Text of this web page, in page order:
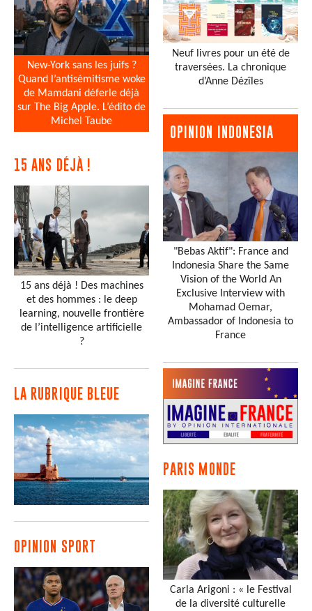
New-York sans les juifs ?
Quand l’antisémitisme woke
de Mamdani déferle déjà
sur The Big Apple. L’édito de
Michel Taube
15 ANS DÉJÀ !
15 ans déjà ! Des machines
et des hommes : le deep
learning, nouvelle frontière
de l’intelligence artificielle
?
LA RUBRIQUE BLEUE
OPINION SPORT
Neuf livres pour un été de
traversées. La chronique
d’Anne Dézîles
OPINION INDONESIA
"Bebas Aktif": France and
Indonesia Share the Same
Vision of the World An
Exclusive Interview with
Mohamad Oemar,
Ambassador of Indonesia to
France
PARIS MONDE
Carla Arigoni : « le Festival
de la diversité culturelle